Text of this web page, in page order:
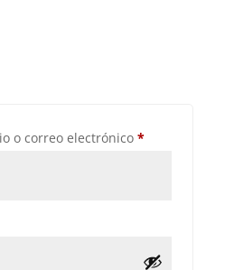
o correo electrónico *Obligatorio